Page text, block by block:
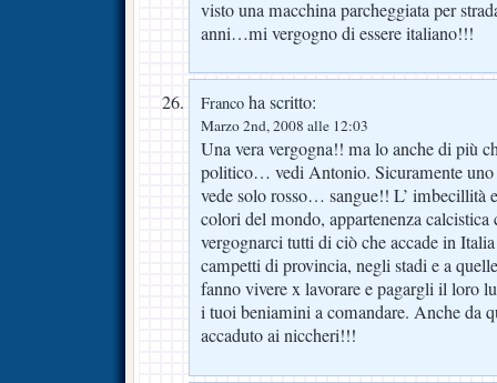
visto una macchina parcheggiata per
anni…mi vergogno di essere italiano!!!
Franco ha scritto:
Marzo 2nd, 2008 alle 12:03
Una vera vergogna!! ma lo anche di più
politico… vedi Antonio. Sicuramente uno
vede solo rosso… sangue!! L’ imbecillità
colori del mondo, appartenenza
vergognarci tutti di ciò che accade in
campetti di provincia, negli stadi e a
fanno vivere x lavorare e pagargli il loro
i tuoi beniamini a comandare. Anche da
accaduto ai niccheri!!!